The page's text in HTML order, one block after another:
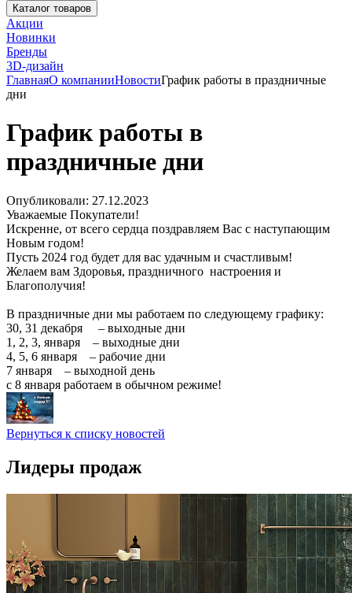
Каталог товаров
Акции
Новинки
Бренды
3D-дизайн
ГлавнаяО компанииНовостиГрафик работы в праздничные
дни
График работы в
праздничные дни
Опубликовали: 27.12.2023
Уважаемые Покупатели!
Искренне, от всего сердца поздравляем Вас с наступающим
Новым годом!
Пусть 2024 год будет для вас удачным и счастливым!
Желаем вам Здоровья, праздничного настроения и
Благополучия!
В праздничные дни мы работаем по следующему графику:
30, 31 декабря – выходные дни
1, 2, 3, января – выходные дни
4, 5, 6 января – рабочие дни
7 января – выходной день
с 8 января работаем в обычном режиме!
Вернуться к списку новостей
Лидеры продаж